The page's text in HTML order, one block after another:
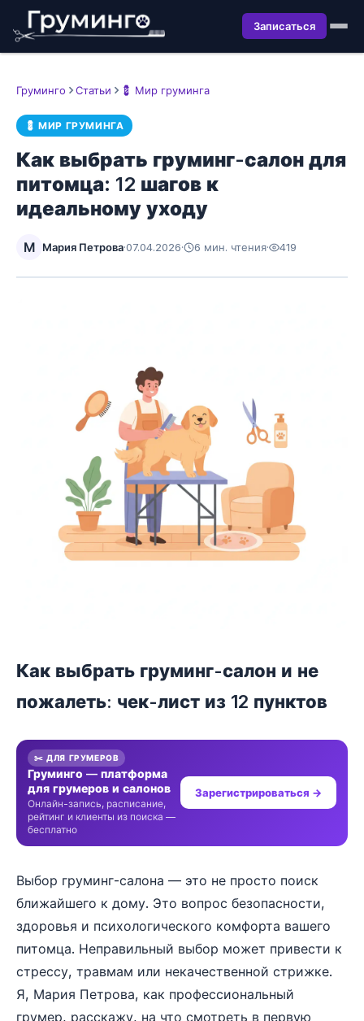
Записаться
Груминго Статьи 💈 Мир груминга
💈 МИР ГРУМИНГА
Как выбрать груминг-салон для
питомца: 12 шагов к
идеальному уходу
М Мария Петрова·07.04.2026· 6 мин. чтения· 419
Как выбрать груминг-салон и не
пожалеть: чек-лист из 12 пунктов
✂️ ДЛЯ ГРУМЕРОВ
Груминго — платформа
для грумеров и салонов
Онлайн-запись, расписание,
рейтинг и клиенты из поиска —
бесплатно
Зарегистрироваться →
Выбор груминг-салона — это не просто поиск
ближайшего к дому. Это вопрос безопасности,
здоровья и психологического комфорта вашего
питомца. Неправильный выбор может привести к
стрессу, травмам или некачественной стрижке.
Я, Мария Петрова, как профессиональный
грумер, расскажу, на что смотреть в первую